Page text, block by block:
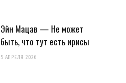
Эйн Мацав — Не может
быть, что тут есть ирисы
5 АПРЕЛЯ 2026